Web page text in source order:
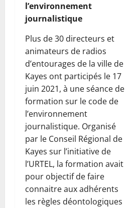
l’environnement
journalistique
Plus de 30 directeurs et
animateurs de radios
d’entourages de la ville de
Kayes ont participés le 17
juin 2021, à une séance de
formation sur le code de
l’environnement
journalistique. Organisé
par le Conseil Régional de
Kayes sur l’initiative de
l’URTEL, la formation avait
pour objectif de faire
connaitre aux adhérents
les règles déontologiques